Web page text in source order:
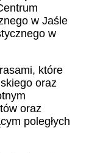
w Jaśle
w
które
oraz
oraz
poległych